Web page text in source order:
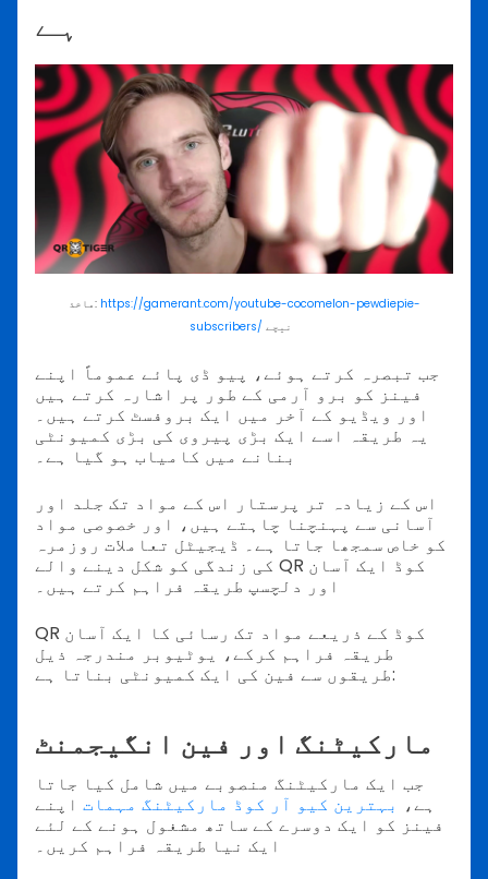
ہے
ماخذ: https://gamerant.com/youtube-cocomelon-pewdiepie-
subscribers/
جب تبصرہ کرتے ہوئے، پیو ڈی پائے عموماً اپنے
فینز کو برو آرمی کے طور پر اشارہ کرتے ہیں
اور ویڈیو کے آخر میں ایک بروفسٹ کرتے ہیں۔
یہ طریقہ اسے ایک بڑی پیروی کی بڑی کمیونٹی
بنانے میں کامیاب ہو گیا ہے۔
اس کے زیادہ تر پرستار اس کے مواد تک جلد اور
آسانی سے پہنچنا چاہتے ہیں، اور خصوصی مواد
کو خاص سمجھا جاتا ہے۔ ڈیجیٹل تعاملات روزمرہ
کی زندگی کو شکل دینے والے QR کوڈ ایک آسان
اور دلچسپ طریقہ فراہم کرتے ہیں۔
QR کوڈ کے ذریعے مواد تک رسائی کا ایک آسان
طریقہ فراہم کرکے، یوٹیوبر مندرجہ ذیل
طریقوں سے فین کی ایک کمیونٹی بناتا ہے:
مارکیٹنگ اور فین انگیجمنٹ
جب ایک مارکیٹنگ منصوبے میں شامل کیا جاتا
ہے، بہترین کیو آر کوڈ مارکیٹنگ مہمات اپنے
فینز کو ایک دوسرے کے ساتھ مشغول ہونے کے لئے
ایک نیا طریقہ فراہم کریں۔